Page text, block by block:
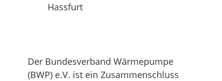
Der Bundesverband Wärmepumpe
(BWP) e.V. ist ein Zusammenschluss